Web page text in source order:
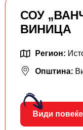
СОУ
ВИНИЦА
Регион:
Општина:
Види повеќе